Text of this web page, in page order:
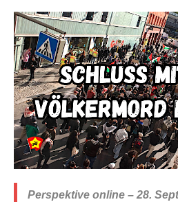
Perspektive online – 28.